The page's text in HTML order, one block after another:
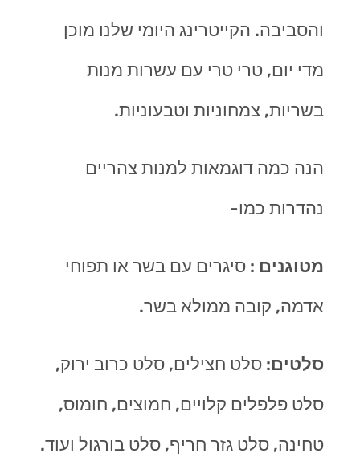
והסביבה. הקייטרינג היומי שלנו מוכן
מדי יום, טרי טרי עם עשרות מנות
בשריות, צמחוניות וטבעוניות.
הנה כמה דוגמאות למנות צהריים
נהדרות כמו-
מטוגנים : סיגרים עם בשר או תפוחי
אדמה, קובה ממולא בשר.
סלטים: סלט חצילים, סלט כרוב ירוק,
סלט פלפלים קלויים, חמוצים, חומוס,
טחינה, סלט גזר חריף, סלט בורגול ועוד.